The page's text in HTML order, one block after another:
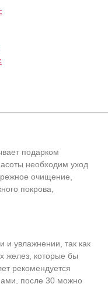
подарком
необходим уход
очищение,
покрова,
и увлажнении, так как
желез, которые бы
рекомендуется
после 30 можно